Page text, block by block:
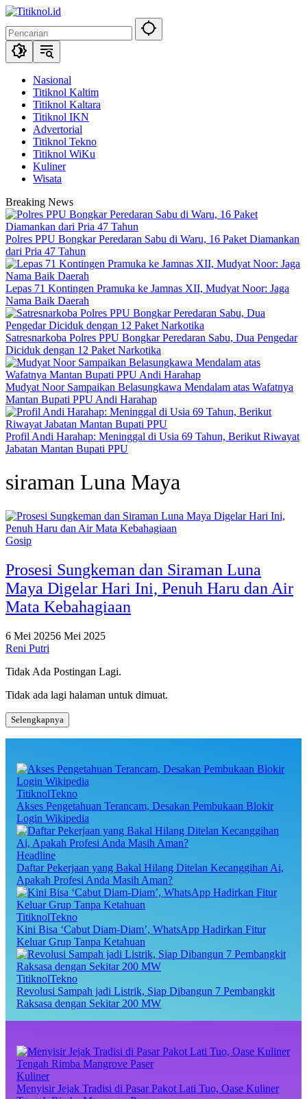
Langsung
konten
Nasional
Titiknol Kaltim
Titiknol Kaltara
Titiknol IKN
Advertorial
Titiknol Tekno
Titiknol WiKu
Kuliner
Wisata
Breaking News
Polres PPU Bongkar Peredaran Sabu di Waru, 16 Paket Diamankan
dari Pria 47 Tahun
Lepas 71 Kontingen Pramuka ke Jamnas XII, Mudyat Noor: Jaga
Nama Baik Daerah
Satresnarkoba Polres PPU Bongkar Peredaran Sabu, Dua Pengedar
Diciduk dengan 12 Paket Narkotika
Mudyat Noor Sampaikan Belasungkawa Mendalam atas Wafatnya
Mantan Bupati PPU Andi Harahap
Profil Andi Harahap: Meninggal di Usia 69 Tahun, Berikut Riwayat
Jabatan Mantan Bupati PPU
siraman Luna Maya
Gosip
Prosesi Sungkeman dan Siraman Luna
Maya Digelar Hari Ini, Penuh Haru dan Air
Mata Kebahagiaan
6 Mei 20256 Mei 2025
Reni Putri
Tidak Ada Postingan Lagi.
Tidak ada lagi halaman untuk dimuat.
Selengkapnya
TitiknolTekno
Akses Pengetahuan Terancam, Desakan Pembukaan Blokir
Login Wikipedia
Headline
Daftar Pekerjaan yang Bakal Hilang Ditelan Kecanggihan Ai,
Apakah Profesi Anda Masih Aman?
TitiknolTekno
Kini Bisa ‘Cabut Diam-Diam’, WhatsApp Hadirkan Fitur
Keluar Grup Tanpa Ketahuan
TitiknolTekno
Revolusi Sampah jadi Listrik, Siap Dibangun 7 Pembangkit
Raksasa dengan Sekitar 200 MW
Kuliner
Menyisir Jejak Tradisi di Pasar Pakot Lati Tuo, Oase Kuliner